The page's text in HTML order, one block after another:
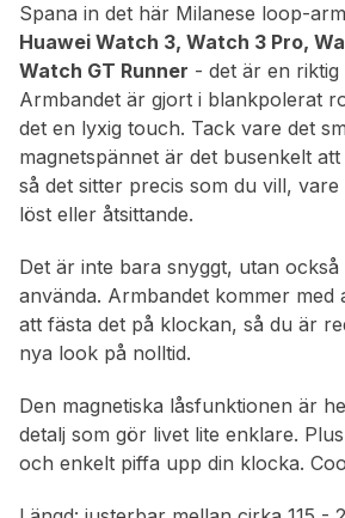
Spana in det här Milanese loop-
Huawei Watch 3, Watch 3 Pro,
Watch GT Runner - det är en riktig
Armbandet är gjort i blankpolerat
det en lyxig touch. Tack vare det
magnetspännet är det busenkelt
så det sitter precis som du vill, vare
löst eller åtsittande.
Det är inte bara snyggt, utan också
använda. Armbandet kommer
att fästa det på klockan, så du är
nya look på nolltid.
Den magnetiska låsfunktionen är
detalj som gör livet lite enklare.
och enkelt piffa upp din klocka.